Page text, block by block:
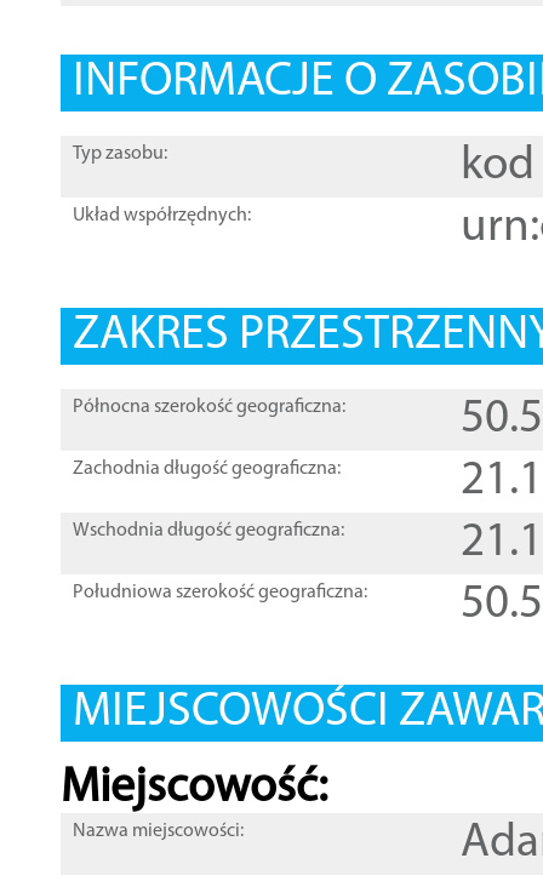
INFORMACJE O
Typ zasobu: kod
Układ współrzędnych:
ZAKRES
Północna szerokość geograficzna:
Zachodnia długość geograficzna:
Wschodnia długość geograficzna:
Południowa szerokość geograficzna:
MIEJSCOWOŚCI
Miejscowość:
Nazwa miejscowości: